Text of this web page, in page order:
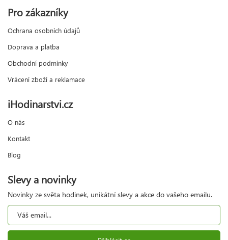
Pro zákazníky
Ochrana osobních údajů
Doprava a platba
Obchodní podmínky
Vrácení zboží a reklamace
iHodinarstvi.cz
O nás
Kontakt
Blog
Slevy a novinky
Novinky ze světa hodinek, unikátní slevy a akce do vašeho emailu.